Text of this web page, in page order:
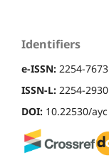
Identifiers
e-ISSN: 2254-7673
ISSN-L: 2254-2930
DOI: 10.22530/ayc